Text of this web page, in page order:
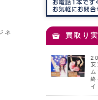
ネ
買取り
イ